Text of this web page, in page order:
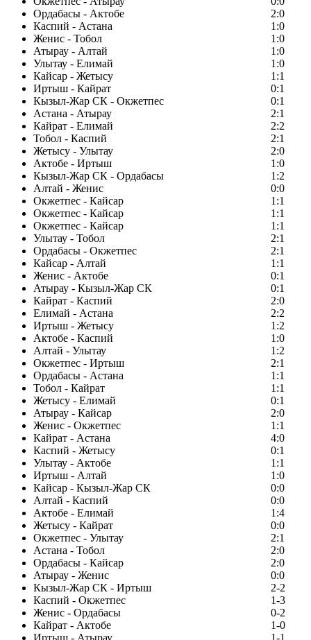
Ордабасы - Актобе
2:0
Каспий - Астана
1:0
Женис - Тобол
1:0
Атырау - Алтай
1:0
Улытау - Елимай
1:0
Кайсар - Жетысу
1:1
Иртыш - Кайрат
0:1
Кызыл-Жар СК - Окжетпес
0:1
Астана - Атырау
2:1
Кайрат - Елимай
2:2
Тобол - Каспий
2:1
Жетысу - Улытау
2:0
Актобе - Иртыш
1:0
Кызыл-Жар СК - Ордабасы
1:2
Алтай - Женис
0:0
Окжетпес - Кайсар
1:1
Окжетпес - Кайсар
1:1
Окжетпес - Кайсар
1:1
Улытау - Тобол
2:1
Ордабасы - Окжетпес
2:1
Кайсар - Алтай
1:1
Женис - Актобе
0:1
Атырау - Кызыл-Жар СК
0:1
Кайрат - Каспий
2:0
Елимай - Астана
2:2
Иртыш - Жетысу
1:2
Актобе - Каспий
1:0
Алтай - Улытау
1:2
Окжетпес - Иртыш
2:1
Ордабасы - Астана
1:1
Тобол - Кайрат
1:1
Жетысу - Елимай
0:1
Атырау - Кайсар
2:0
Женис - Окжетпес
1:1
Кайрат - Астана
4:0
Каспий - Жетысу
0:1
Улытау - Актобе
1:1
Иртыш - Алтай
1:0
Кайсар - Кызыл-Жар СК
0:0
Алтай - Каспий
0:0
Актобе - Елимай
1:4
Жетысу - Кайрат
0:0
Окжетпес - Улытау
2:1
Астана - Тобол
2:0
Ордабасы - Кайсар
2:0
Атырау - Женис
0:0
Кызыл-Жар СК - Иртыш
2-2
Каспий - Окжетпес
1-3
Женис - Ордабасы
0-2
Кайрат - Актобе
1-0